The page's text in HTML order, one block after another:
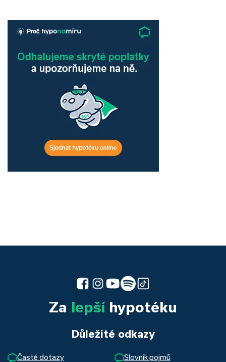
Za lepšíhypotéku
Důležité odkazy
Časté dotazy
Slovník pojmů